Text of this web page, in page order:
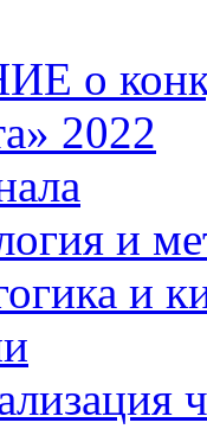
о
2022
и
и